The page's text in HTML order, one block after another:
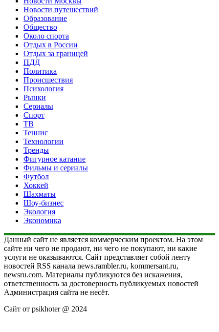
Новости путешествий
Образование
Общество
Около спорта
Отдых в России
Отдых за границей
ПДД
Политика
Происшествия
Психология
Рынки
Сериалы
Спорт
ТВ
Теннис
Технологии
Тренды
Фигурное катание
Фильмы и сериалы
Футбол
Хоккей
Шахматы
Шоу-бизнес
Экология
Экономика
Данный сайт не является коммерческим проектом. На этом
сайте ни чего не продают, ни чего не покупают, ни какие
услуги не оказываются. Сайт представляет собой ленту
новостей RSS канала news.rambler.ru, kommersant.ru,
newsru.com. Материалы публикуются без искажения,
ответственность за достоверность публикуемых новостей
Администрация сайта не несёт.
Сайт от psikhoter @ 2024